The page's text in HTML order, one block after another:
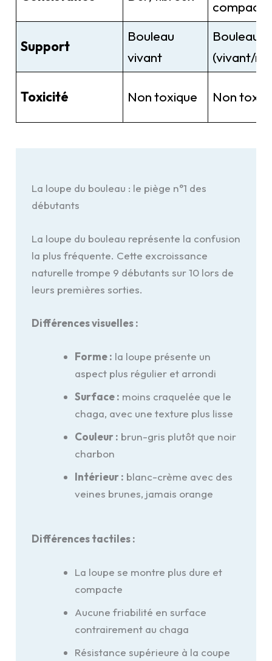
compact
Support
Bouleau
vivant
Bouleau
(vivant/
Toxicité Non toxique Non
La loupe du bouleau : le piège n°1 des
débutants
La loupe du bouleau représente la confusion
la plus fréquente. Cette excroissance
naturelle trompe 9 débutants sur 10 lors de
leurs premières sorties.
Différences visuelles :
Forme : la loupe présente un
aspect plus régulier et arrondi
Surface : moins craquelée que le
chaga, avec une texture plus lisse
Couleur : brun-gris plutôt que noir
charbon
Intérieur : blanc-crème avec des
veines brunes, jamais orange
Différences tactiles :
La loupe se montre plus dure et
compacte
Aucune friabilité en surface
contrairement au chaga
Résistance supérieure à la coupe